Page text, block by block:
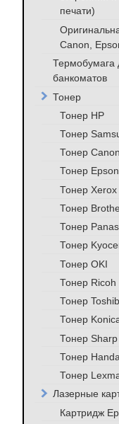
печати)
Canon,
Термобумага
банкоматов
Тонер
Тонер HP
Тонер
Тонер Canon
Тонер Epson
Тонер Xerox
Тонер
Тонер
Тонер
Тонер OKI
Тонер Ricoh
Тонер
Тонер
Тонер Sharp
Тонер
Тонер
Лазерные
Картридж